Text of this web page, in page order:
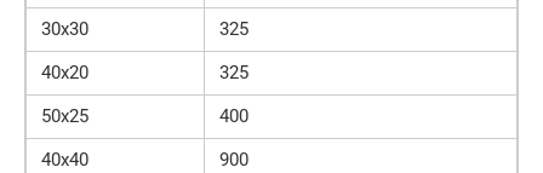
30х30
325
40х20
325
50х25
400
40х40
900